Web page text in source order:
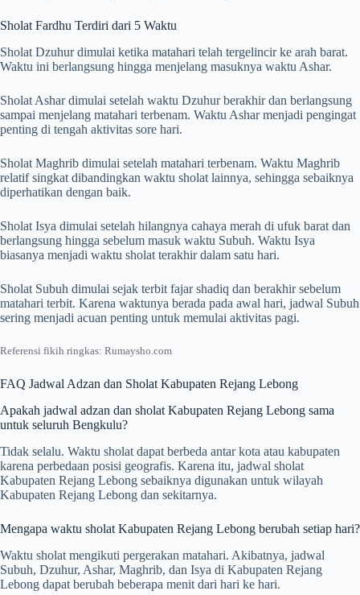
Sholat Fardhu Terdiri dari 5 Waktu
Sholat Dzuhur dimulai ketika matahari telah tergelincir ke arah barat.
Waktu ini berlangsung hingga menjelang masuknya waktu Ashar.
Sholat Ashar dimulai setelah waktu Dzuhur berakhir dan berlangsung
sampai menjelang matahari terbenam. Waktu Ashar menjadi pengingat
penting di tengah aktivitas sore hari.
Sholat Maghrib dimulai setelah matahari terbenam. Waktu Maghrib
relatif singkat dibandingkan waktu sholat lainnya, sehingga sebaiknya
diperhatikan dengan baik.
Sholat Isya dimulai setelah hilangnya cahaya merah di ufuk barat dan
berlangsung hingga sebelum masuk waktu Subuh. Waktu Isya
biasanya menjadi waktu sholat terakhir dalam satu hari.
Sholat Subuh dimulai sejak terbit fajar shadiq dan berakhir sebelum
matahari terbit. Karena waktunya berada pada awal hari, jadwal Subuh
sering menjadi acuan penting untuk memulai aktivitas pagi.
Referensi fikih ringkas: Rumaysho.com
FAQ Jadwal Adzan dan Sholat Kabupaten Rejang Lebong
Apakah jadwal adzan dan sholat Kabupaten Rejang Lebong sama
untuk seluruh Bengkulu?
Tidak selalu. Waktu sholat dapat berbeda antar kota atau kabupaten
karena perbedaan posisi geografis. Karena itu, jadwal sholat
Kabupaten Rejang Lebong sebaiknya digunakan untuk wilayah
Kabupaten Rejang Lebong dan sekitarnya.
Mengapa waktu sholat Kabupaten Rejang Lebong berubah setiap hari?
Waktu sholat mengikuti pergerakan matahari. Akibatnya, jadwal
Subuh, Dzuhur, Ashar, Maghrib, dan Isya di Kabupaten Rejang
Lebong dapat berubah beberapa menit dari hari ke hari.